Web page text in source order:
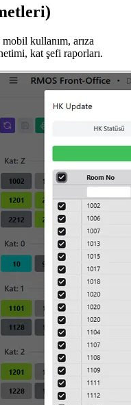
kullanım, arıza
kat şefi raporları.